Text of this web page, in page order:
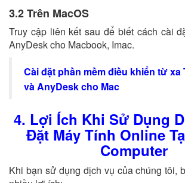
3.2 Trên MacOS
Truy cập liên kết sau để biết cách cài
AnyDesk cho Macbook, Imac.
Cài đặt phần mềm điều khiển từ xa
và AnyDesk cho Mac
4. Lợi Ích Khi Sử Dụng
Đặt Máy Tính Online
Computer
Khi bạn sử dụng dịch vụ của chúng tôi,